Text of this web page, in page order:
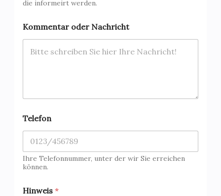
die informeirt werden.
Kommentar oder Nachricht
Telefon
Ihre Telefonnummer, unter der wir Sie erreichen
können.
Hinweis *